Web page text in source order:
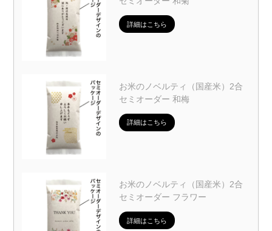
詳細はこちら
お米のノベルティ（国産米）2合
セミオーダー 和梅
詳細はこちら
お米のノベルティ（国産米）2合
セミオーダー フラワー
詳細はこちら